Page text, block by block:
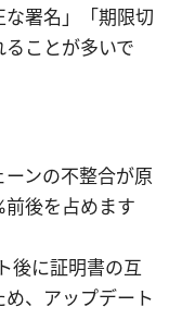
署名」「期限切
ことが多いで
ンの不整合が原
前後を占めます
後に証明書の互
、アップデート